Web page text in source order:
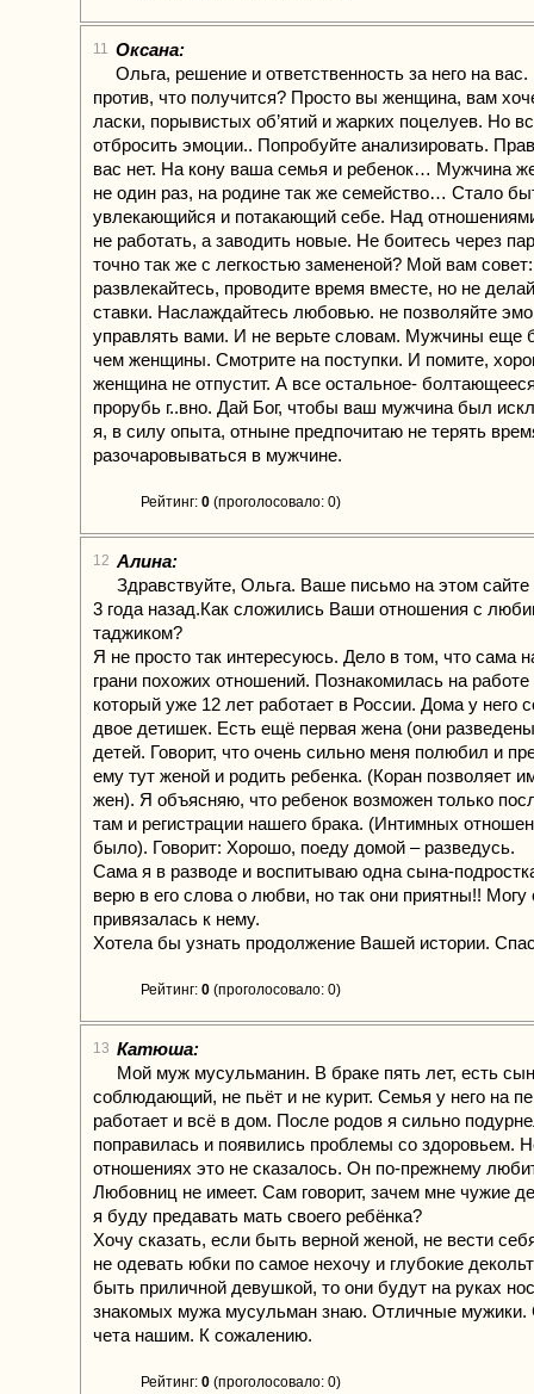
11 Оксана:
Ольга, решение и ответственность за него на вас.
против, что получится? Просто вы женщина, вам
ласки, порывистых об’ятий и жарких поцелуев. Но
отбросить эмоции.. Попробуйте анализировать.
вас нет. На кону ваша семья и ребенок… Мужчина
не один раз, на родине так же семейство… Стало
увлекающийся и потакающий себе. Над
не работать, а заводить новые. Не боитесь через
точно так же с легкостью замененой? Мой вам совет:
развлекайтесь, проводите время вместе, но не
ставки. Наслаждайтесь любовью. не позволяйте
управлять вами. И не верьте словам. Мужчины еще
чем женщины. Смотрите на поступки. И помите,
женщина не отпустит. А все остальное-
прорубь г..вно. Дай Бог, чтобы ваш мужчина был
я, в силу опыта, отныне предпочитаю не терять
разочаровываться в мужчине.
Рейтинг: 0 (проголосовало: 0)
12 Алина:
Здравствуйте, Ольга. Ваше письмо на этом
3 года назад.Как сложились Ваши отношения с
таджиком?
Я не просто так интересуюсь. Дело в том, что сама
грани похожих отношений. Познакомилась на
который уже 12 лет работает в России. Дома у него
двое детишек. Есть ещё первая жена (они
детей. Говорит, что очень сильно меня полюбил и
ему тут женой и родить ребенка. (Коран позволяет
жен). Я объясняю, что ребенок возможен только
там и регистрации нашего брака. (Интимных
было). Говорит: Хорошо, поеду домой – разведусь.
Сама я в разводе и воспитываю одна сына-
верю в его слова о любви, но так они приятны!! Могу
привязалась к нему.
Хотела бы узнать продолжение Вашей истории.
Рейтинг: 0 (проголосовало: 0)
13 Катюша:
Мой муж мусульманин. В браке пять лет, есть
соблюдающий, не пьёт и не курит. Семья у него на
работает и всё в дом. После родов я сильно
поправилась и появились проблемы со здоровьем.
отношениях это не сказалось. Он по-прежнему
Любовниц не имеет. Сам говорит, зачем мне чужие
я буду предавать мать своего ребёнка?
Хочу сказать, если быть верной женой, не вести
не одевать юбки по самое нехочу и глубокие
быть приличной девушкой, то они будут на руках
знакомых мужа мусульман знаю. Отличные
чета нашим. К сожалению.
Рейтинг: 0 (проголосовало: 0)